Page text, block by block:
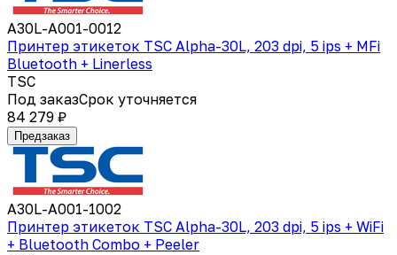
A30L-A001-0012
Принтер этикеток TSC Alpha-30L, 203 dpi, 5 ips + MFi
Bluetooth + Linerless
TSC
Под заказСрок уточняется
84 279 ₽
Предзаказ
A30L-A001-1002
Принтер этикеток TSC Alpha-30L, 203 dpi, 5 ips + WiFi
+ Bluetooth Combo + Peeler